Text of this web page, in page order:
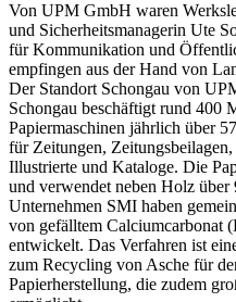
Von UPM GmbH waren
und Sicherheitsmanagerin Ute
für Kommunikation und
empfingen aus der Hand von
Der Standort Schongau von
Schongau beschäftigt rund 400
Papiermaschinen jährlich über
für Zeitungen,
Illustrierte und Kataloge. Die
und verwendet neben Holz
Unternehmen SMI haben
von gefälltem Calciumcarbonat
entwickelt. Das Verfahren ist
zum Recycling von Asche für
Papierherstellung, die zudem